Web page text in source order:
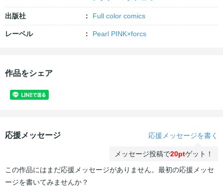
出版社 Full color comics
レーベル Pearl PINK×forcs
作品をシェア
応援メッセージ 応援メッセージを書く
メッセージ投稿で20ptゲット！
この作品にはまだ応援メッセージがありません。最初の応援メッセ
ージを書いてみませんか？